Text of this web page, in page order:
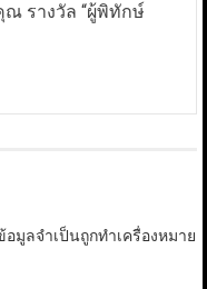
ณ รางวัล “ผู้พิทักษ์
อมูลจำเป็นถูกทำเครื่องหมาย